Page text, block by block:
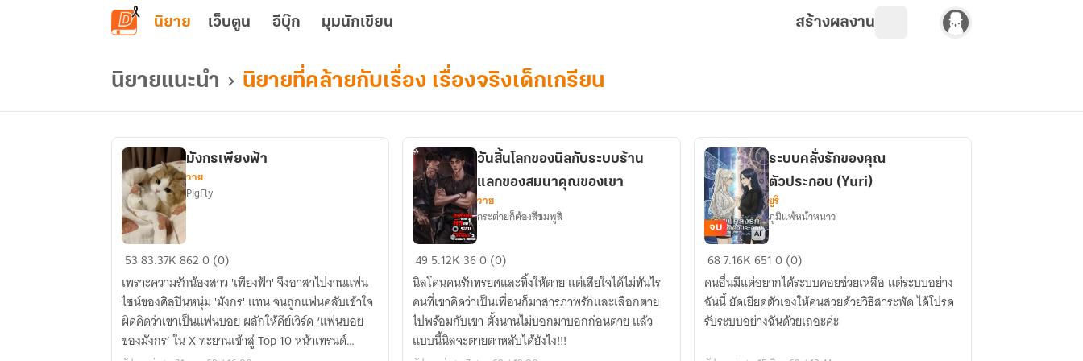
ข้ามไปยังเนื้อหาหลัก
นิยาย เว็บตูน อีบุ๊ก มุมนักเขียน สร้างผลงาน
นิยายแนะนำ นิยายที่คล้ายกับเรื่อง เรื่องจริงเด็กเกรียน
มังกร
ฟ้า
มังกรเพียงฟ้า
วาย
PigFly
5383.37K8620 (0)
เพราะความรักน้องสาว 'เพียงฟ้า' จึงอาสาไปงานแฟน
ไซน์ของศิลปินหนุ่ม 'มังกร' แทน จนถูกแฟนคลับเข้าใจ
ผิดคิดว่าเขาเป็นแฟนบอย ผลักให้คีย์เวิร์ด ‘แฟนบอย
ของมังกร’ ใน X ทะยานเข้าสู่ Top 10 หน้าเทรนด์
วัน
สิ้น
โลก
ของ
นิล
กับ
วันสิ้นโลกของนิลกับระบบร้าน
แลกของสมนาคุณของเขา
วาย
กระต่ายก็ต้องสีชมพูสิ
49 5.12K 360 (0)
นิลโดนคนรักทรยศและทิ้งให้ตาย แต่เสียใจได้ไม่ทันไร
คนที่เขาคิดว่าเป็นเพื่อนก็มาสารภาพรักและเลือกตาย
ไปพร้อมกับเขา ตั้งนานไม่บอกมาบอกก่อนตาย แล้ว
แบบนี้นิลจะตายตาหลับได้ยังไง!!!
ระบบ
คลั่ง
รัก
ของ
คุณ
จบ
ระบบคลั่งรักของคุณ
ตัวประกอบ (Yuri)
ยูริ
ภูมิแพ้หน้าหนาว
687.16K6510 (0)
คนอื่นมีแต่อยากได้ระบบคอยช่วยเหลือ แต่ระบบอย่าง
ฉันนี้ ยัดเยียดตัวเองให้คนสวยด้วยวิธีสาระพัด ได้โปรด
รับระบบอย่างฉันด้วยเถอะค่ะ